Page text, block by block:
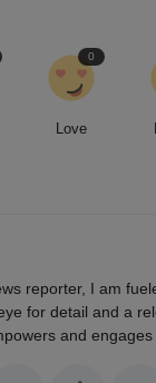
Love
0
reporter, I am
for detail and a
and engages